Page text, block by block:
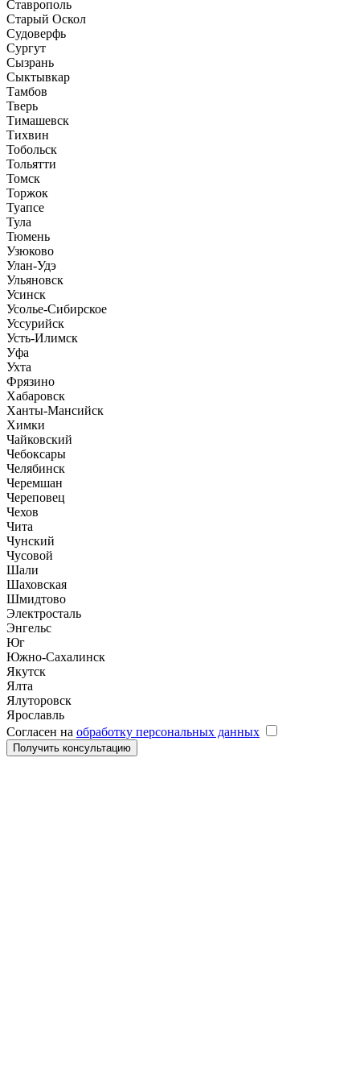
Ставрополь
Старый Оскол
Судоверфь
Сургут
Сызрань
Сыктывкар
Тамбов
Тверь
Тимашевск
Тихвин
Тобольск
Тольятти
Томск
Торжок
Туапсе
Тула
Тюмень
Узюково
Улан-Удэ
Ульяновск
Усинск
Усолье-Сибирское
Уссурийск
Усть-Илимск
Уфа
Ухта
Фрязино
Хабаровск
Ханты-Мансийск
Химки
Чайковский
Чебоксары
Челябинск
Черемшан
Череповец
Чехов
Чита
Чунский
Чусовой
Шали
Шаховская
Шмидтово
Электросталь
Энгельс
Юг
Южно-Сахалинск
Якутск
Ялта
Ялуторовск
Ярославль
Согласен на обработку персональных данных
Получить консультацию